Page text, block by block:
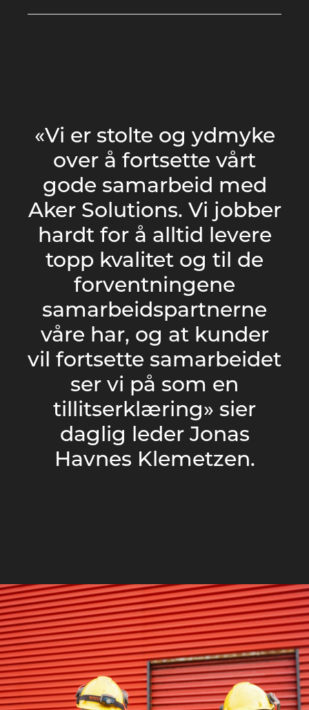
«Vi er stolte og ydmyke
over å fortsette vårt
gode samarbeid med
Aker Solutions. Vi jobber
hardt for å alltid levere
topp kvalitet og til de
forventningene
samarbeidspartnerne
våre har, og at kunder
vil fortsette samarbeidet
ser vi på som en
tillitserklæring» sier
daglig leder Jonas
Havnes Klemetzen.